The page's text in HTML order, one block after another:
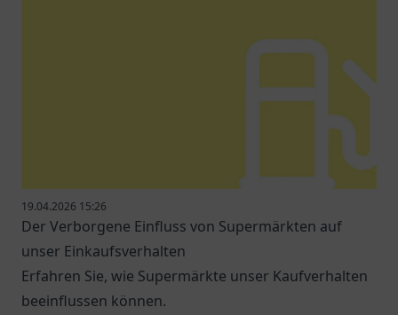
19.04.2026 15:26
Der Verborgene Einfluss von Supermärkten auf
unser Einkaufsverhalten
Erfahren Sie, wie Supermärkte unser Kaufverhalten
beeinflussen können.